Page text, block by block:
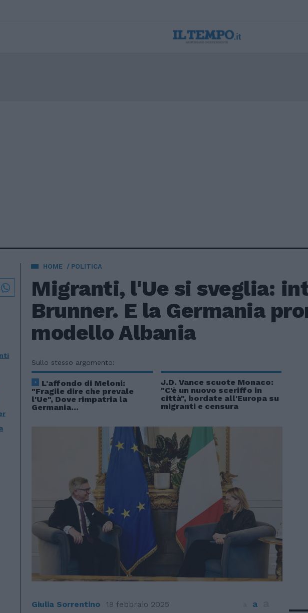
HOME POLITICA
Migranti, l'Ue si sveglia:
Brunner. E la Germania
modello Albania
Sullo stesso argomento:
L'affondo di Meloni:
"Fragile dire che prevale
l'Ue", Dove rimpatria la
Germania...
J.D. Vance scuote Monaco:
"C'è un nuovo sceriffo in
città", bordate all'Europa su
migranti e censura
Giulia Sorrentino 19 febbraio 2025 a